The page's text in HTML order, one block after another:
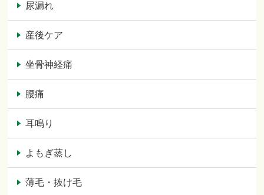
尿漏れ
産後ケア
坐骨神経痛
腰痛
耳鳴り
よもぎ蒸し
薄毛・抜け毛